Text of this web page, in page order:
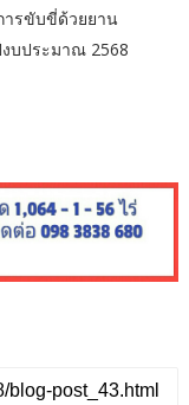
ารขับขี่ด้วยยาน
บประมาณ 2568